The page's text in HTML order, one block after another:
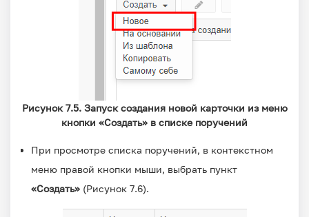
Рисунок 7.5. Запуск создания новой карточки из меню
кнопки «Создать» в списке поручений
При просмотре списка поручений, в контекстном
меню правой кнопки мыши, выбрать пункт
«Создать» (Рисунок 7.6).